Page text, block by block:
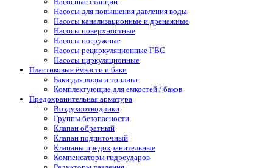
Насосы для повышения давления воды
Насосы канализационные и дренажные
Насосы поверхностные
Насосы погружные
Насосы рециркуляционные ГВС
Насосы циркуляционные
Пластиковые ёмкости и баки
Баки для воды и топлива
Комплектующие для емкостей / баков
Предохранительная арматура
Воздухоотводчики
Группы безопасности
Клапан обратный
Клапан подпиточный
Клапаны предохранительные
Компенсаторы гидроударов